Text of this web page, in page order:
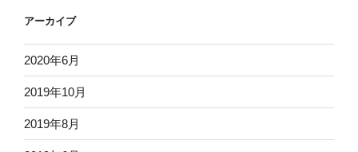
アーカイブ
2020年6月
2019年10月
2019年8月